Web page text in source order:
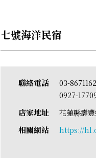
七號海洋民宿
聯絡電話
03-8671162
0927-
店家地址 花蓮縣壽
相關網站 https://